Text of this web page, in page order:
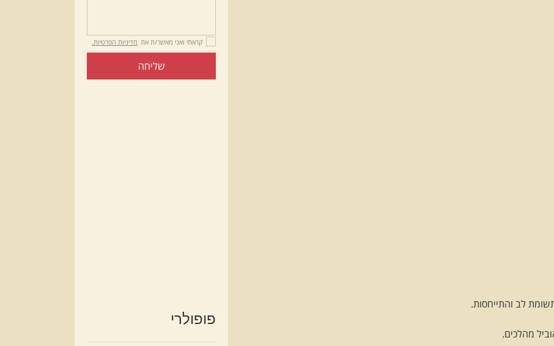
לב והתייחסות.
מהלכים.
קראתי ואני מאשר/ת את מדיניות הפרטיות.
שליחה
פופולרי